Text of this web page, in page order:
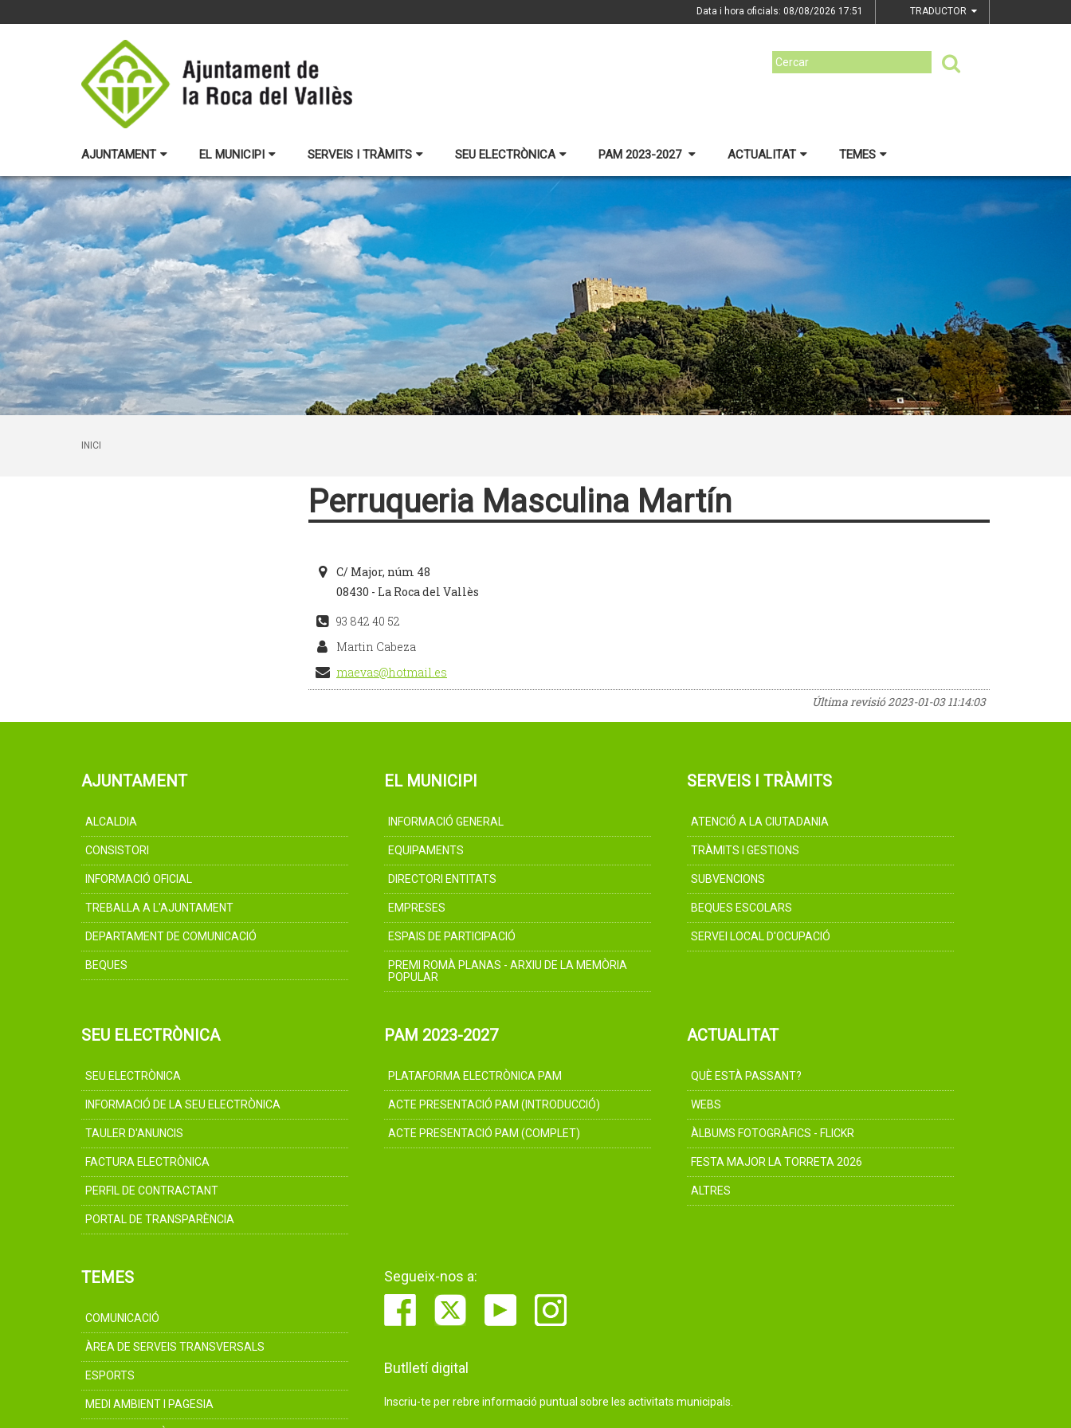
Data i hora oficials: 08/08/2026 17:51 TRADUCTOR
AJUNTAMENT EL MUNICIPI SERVEIS I TRÀMITS SEU ELECTRÒNICA PAM 2023-2027 ACTUALITAT TEMES
INICI
Perruqueria Masculina Martín
C/ Major, núm 48
08430 - La Roca del Vallès
93 842 40 52
Martin Cabeza
maevas@hotmail.es
Última revisió2023-01-03 11:14:03
AJUNTAMENT
ALCALDIA
CONSISTORI
INFORMACIÓ OFICIAL
TREBALLA A L'AJUNTAMENT
DEPARTAMENT DE COMUNICACIÓ
BEQUES
EL MUNICIPI
INFORMACIÓ GENERAL
EQUIPAMENTS
DIRECTORI ENTITATS
EMPRESES
ESPAIS DE PARTICIPACIÓ
PREMI ROMÀ PLANAS - ARXIU DE LA MEMÒRIA
POPULAR
SERVEIS I TRÀMITS
ATENCIÓ A LA CIUTADANIA
TRÀMITS I GESTIONS
SUBVENCIONS
BEQUES ESCOLARS
SERVEI LOCAL D'OCUPACIÓ
SEU ELECTRÒNICA
SEU ELECTRÒNICA
INFORMACIÓ DE LA SEU ELECTRÒNICA
TAULER D'ANUNCIS
FACTURA ELECTRÒNICA
PERFIL DE CONTRACTANT
PORTAL DE TRANSPARÈNCIA
PAM 2023-2027
PLATAFORMA ELECTRÒNICA PAM
ACTE PRESENTACIÓ PAM (INTRODUCCIÓ)
ACTE PRESENTACIÓ PAM (COMPLET)
ACTUALITAT
QUÈ ESTÀ PASSANT?
WEBS
ÀLBUMS FOTOGRÀFICS - FLICKR
FESTA MAJOR LA TORRETA 2026
ALTRES
TEMES
COMUNICACIÓ
ÀREA DE SERVEIS TRANSVERSALS
ESPORTS
MEDI AMBIENT I PAGESIA
Segueix-nos a:
Butlletí digital
Inscriu-te per rebre informació puntual sobre les activitats municipals.